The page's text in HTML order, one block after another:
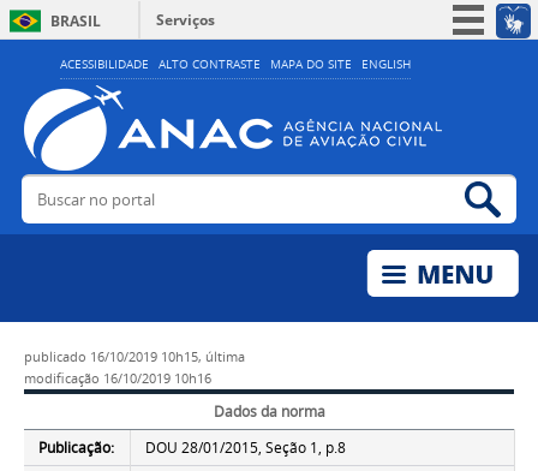
ACESSIBILIDADE ALTO CONTRASTE MAPA DO SITE ENGLISH
BRASIL
Serviços
Simplifique!
Acesso à informação
Legislação
Buscar no portal
publicado 16/10/2019 10h15, última
modificação 16/10/2019 10h16
Dados da norma
Publicação:
DOU 28/01/2015, Seção 1, p.8